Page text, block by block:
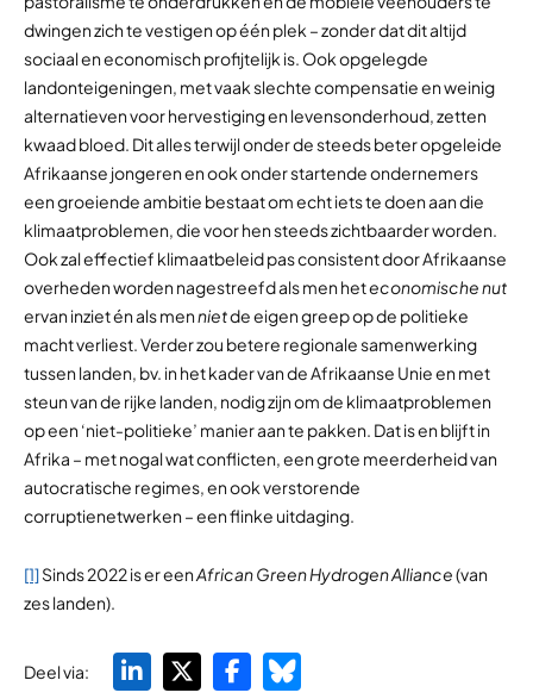
dwingen zich te vestigen op één plek – zonder dat dit altijd
sociaal en economisch profijtelijk is. Ook opgelegde
landonteigeningen, met vaak slechte compensatie en weinig
alternatieven voor hervestiging en levensonderhoud, zetten
kwaad bloed. Dit alles terwijl onder de steeds beter opgeleide
Afrikaanse jongeren en ook onder startende ondernemers
een groeiende ambitie bestaat om echt iets te doen aan die
klimaatproblemen, die voor hen steeds zichtbaarder worden.
Ook zal effectief klimaatbeleid pas consistent door Afrikaanse
overheden worden nagestreefd als men heteconomische nut
ervan inziet én als mennietde eigen greep op de politieke
macht verliest. Verder zou betere regionale samenwerking
tussen landen, bv. in het kader van de Afrikaanse Unie en met
steun van de rijke landen, nodig zijn om de klimaatproblemen
op een ‘niet-politieke’ manier aan te pakken. Dat is en blijft in
Afrika – met nogal wat conflicten, een grote meerderheid van
autocratische regimes, en ook verstorende
corruptienetwerken – een flinke uitdaging.
[1]Sinds 2022 is er eenAfrican Green Hydrogen Alliance(van
zes landen).
Deel via: